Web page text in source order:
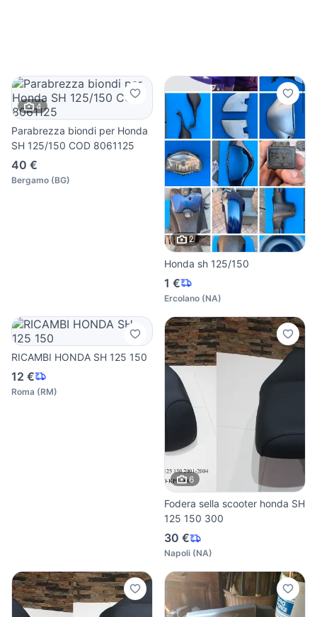
4
Parabrezza biondi per Honda
SH 125/150 COD 8061125
40 €
Bergamo (BG)
2
Honda sh 125/150
1 €
Ercolano (NA)
RICAMBI HONDA SH 125 150
12 €
Roma (RM)
6
Fodera sella scooter honda SH
125 150 300
30 €
Napoli (NA)